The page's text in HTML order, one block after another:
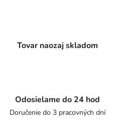
Tovar naozaj skladom
Odosielame do 24 hod
Doručenie do 3 pracovných dní